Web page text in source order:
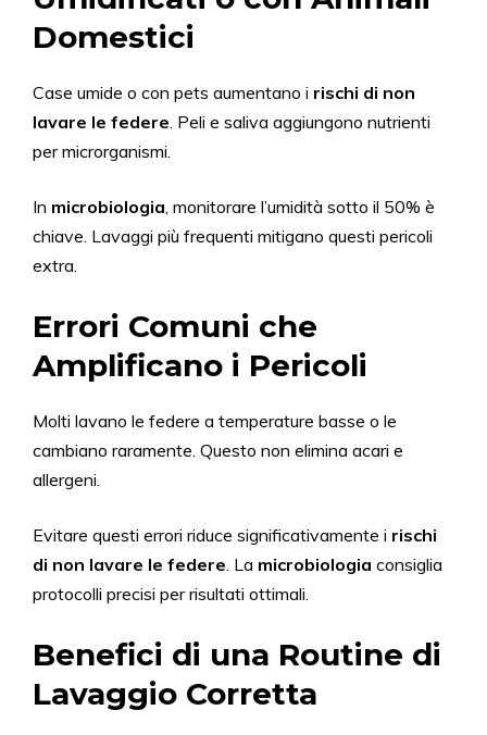
Domestici
Case umide o con pets aumentano i rischi di non
lavare le federe. Peli e saliva aggiungono nutrienti
per microrganismi.
In microbiologia, monitorare l’umidità sotto il 50% è
chiave. Lavaggi più frequenti mitigano questi pericoli
extra.
Errori Comuni che
Amplificano i Pericoli
Molti lavano le federe a temperature basse o le
cambiano raramente. Questo non elimina acari e
allergeni.
Evitare questi errori riduce significativamente i rischi
di non lavare le federe. La microbiologia consiglia
protocolli precisi per risultati ottimali.
Benefici di una Routine di
Lavaggio Corretta